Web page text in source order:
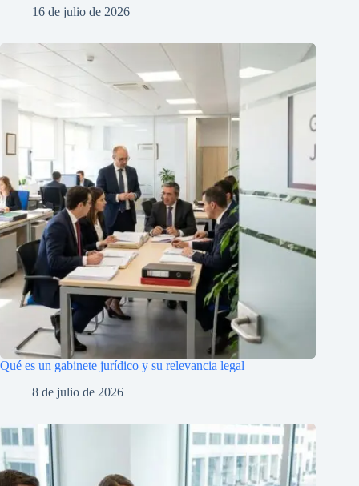
16 de julio de 2026
Qué es un gabinete jurídico y su relevancia legal
8 de julio de 2026